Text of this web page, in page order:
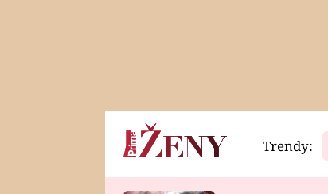
Horoskopy Video
Trendy: